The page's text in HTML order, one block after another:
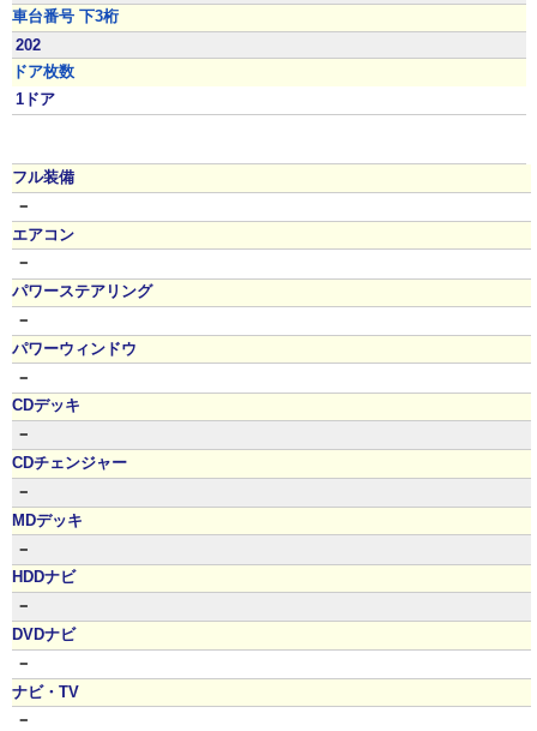
車台番号 下3桁
202
ドア枚数
1ドア
フル装備
－
エアコン
－
パワーステアリング
－
パワーウィンドウ
－
CDデッキ
－
CDチェンジャー
－
MDデッキ
－
HDDナビ
－
DVDナビ
－
ナビ・TV
－